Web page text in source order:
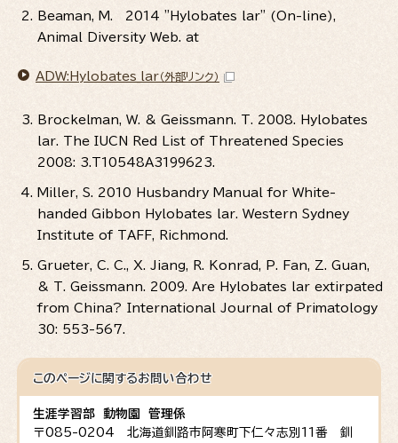
Beaman, M. 2014 "Hylobates lar" (On-line),
Animal Diversity Web. at
ADW:Hylobates_lar（外部リンク）
Brockelman, W. & Geissmann. T. 2008. Hylobates
lar. The IUCN Red List of Threatened Species
2008: 3.T10548A3199623.
Miller, S. 2010 Husbandry Manual for White-
handed Gibbon Hylobates lar. Western Sydney
Institute of TAFF, Richmond.
Grueter, C. C., X. Jiang, R. Konrad, P. Fan, Z. Guan,
& T. Geissmann. 2009. Are Hylobates lar extirpated
from China? International Journal of Primatology
30: 553-567.
このページに関するお問い合わせ
生涯学習部 動物園 管理係
〒085-0204 北海道釧路市阿寒町下仁々志別11番 釧